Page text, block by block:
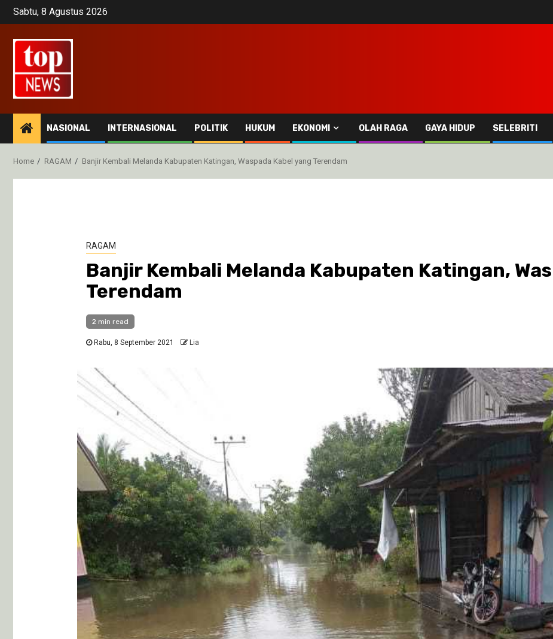
SkipSabtu, 8 Agustus 2026
NASIONAL INTERNASIONAL POLITIK HUKUM EKONOMI OLAH RAGA GAYA HIDUP SELEBRITI
Home RAGAM Banjir Kembali Melanda Kabupaten Katingan, Waspada Kabel yang Terendam
RAGAM
Banjir Kembali Melanda Kabupaten Katingan,
Terendam
2 min read
Rabu, 8 September 2021 Lia